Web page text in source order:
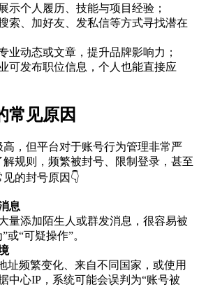
展示个人履历、技能与项目经验；
索、加好友、发私信等方式寻找潜在
业动态或文章，提升品牌影响力；
可发布职位信息，个人也能直接应
常见原因
，但平台对于账号行为管理非常严
规则，频繁被封号、限制登录，甚至
的封号原因👇
息
量添加陌生人或群发消息，很容易被
或“可疑操作”。
址频繁变化、来自不同国家，或使用
中心IP，系统可能会误判为“账号被